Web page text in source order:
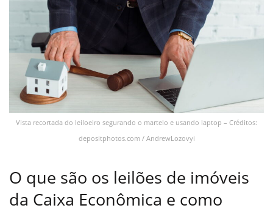
Vista recortada do leiloeiro segurando o martelo e usando laptop – Créditos:
depositphotos.com / AndrewLozovyi
O que são os leilões de imóveis
da Caixa Econômica e como